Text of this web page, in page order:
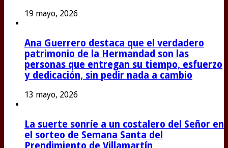
19 mayo, 2026
Ana Guerrero destaca que el verdadero
patrimonio de la Hermandad son las
personas que entregan su tiempo, esfuerzo
y dedicación, sin pedir nada a cambio
13 mayo, 2026
La suerte sonríe a un costalero del Señor en
el sorteo de Semana Santa del
Prendimiento de Villamartín